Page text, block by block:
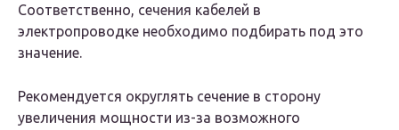
Соответственно, сечения кабелей в
электропроводке необходимо подбирать под это
значение.
Рекомендуется округлять сечение в сторону
увеличения мощности из-за возможного